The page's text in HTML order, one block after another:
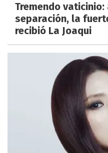
Tremendo
separación, la
recibió La Joaqui